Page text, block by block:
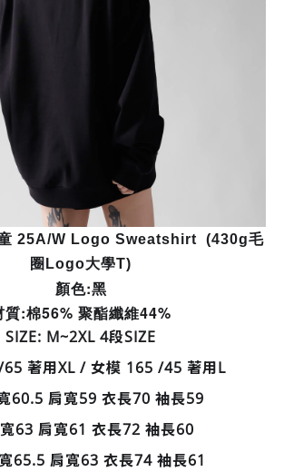
25A/W Logo Sweatshirt (430g毛
圈Logo大學T)
顏色:黑
質:棉56% 聚酯纖維44%
SIZE: M~2XL 4段SIZE
著用XL / 女模 165 /45 著用L
60.5 肩寬59 衣長70 袖長59
63 肩寬61 衣長72 袖長60
65.5 肩寬63 衣長74 袖長61